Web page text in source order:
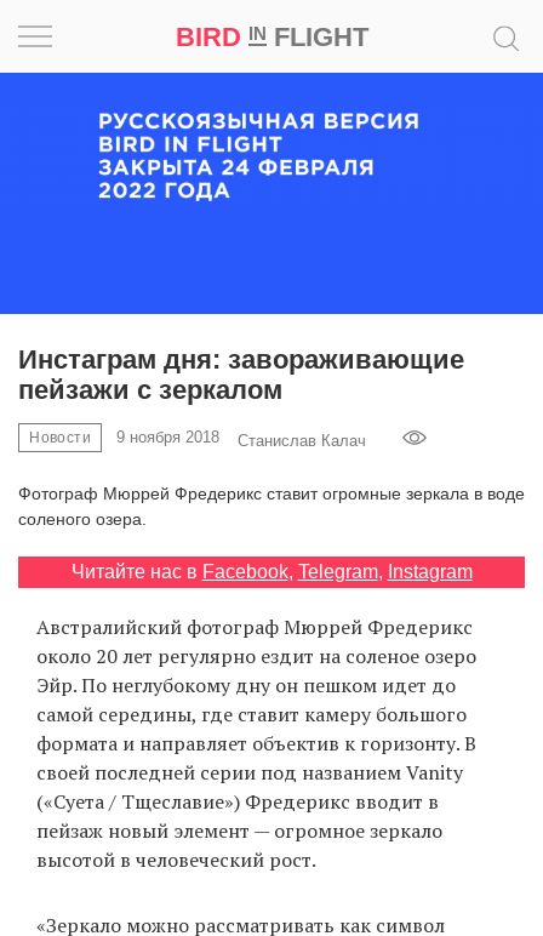
BIRD INFLIGHT
Инстаграм дня: завораживающие
пейзажи с зеркалом
Новости 9 ноября 2018 Cтанислав Калач
Фотограф Мюррей Фредерикс ставит огромные зеркала в воде
соленого озера.
Читайте нас в Facebook, Telegram, Instagram
Австралийский фотограф Мюррей Фредерикс
около 20 лет регулярно ездит на соленое озеро
Эйр. По неглубокому дну он пешком идет до
самой середины, где ставит камеру большого
формата и направляет объектив к горизонту. В
своей последней серии под названием Vanity
(«Суета / Тщеславие») Фредерикс вводит в
пейзаж новый элемент — огромное зеркало
высотой в человеческий рост.
«Зеркало можно рассматривать как символ